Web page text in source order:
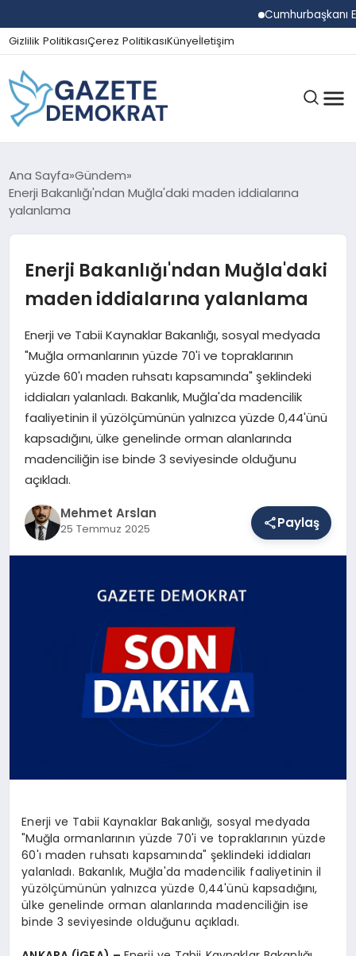
Cumhurbaşkanı
Gizlilik PolitikasıÇerez PolitikasıKünyeİletişim
GÜNDEM
EKONOMI
MAGAZIN
EĞITIM
DÜNYA
Ana Sayfa Gündem
Enerji Bakanlığı'ndan Muğla'daki maden iddialarına
yalanlama
Enerji Bakanlığı'ndan Muğla'daki
maden iddialarına yalanlama
Enerji ve Tabii Kaynaklar Bakanlığı, sosyal medyada
"Muğla ormanlarının yüzde 70'i ve topraklarının
yüzde 60'ı maden ruhsatı kapsamında" şeklindeki
iddiaları yalanladı. Bakanlık, Muğla'da madencilik
faaliyetinin il yüzölçümünün yalnızca yüzde 0,44'ünü
kapsadığını, ülke genelinde orman alanlarında
madenciliğin ise binde 3 seviyesinde olduğunu
açıkladı.
Mehmet Arslan
25 Temmuz 2025 Paylaş
Enerji ve Tabii Kaynaklar Bakanlığı, sosyal medyada
"Muğla ormanlarının yüzde 70'i ve topraklarının yüzde
60'ı maden ruhsatı kapsamında" şeklindeki iddiaları
yalanladı. Bakanlık, Muğla'da madencilik faaliyetinin il
yüzölçümünün yalnızca yüzde 0,44'ünü kapsadığını,
ülke genelinde orman alanlarında madenciliğin ise
binde 3 seviyesinde olduğunu açıkladı.